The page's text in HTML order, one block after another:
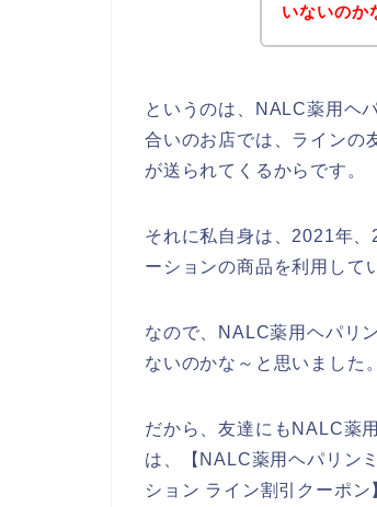
いないのか
というのは、NALC薬用ヘ
合いのお店では、ラインの
が送られてくるからです。
それに私自身は、2021年
ーションの商品を利用して
なので、NALC薬用ヘパリ
ないのかな～と思いました。
だから、友達にもNALC薬
は、【NALC薬用ヘパリン
ション ライン割引クーポ